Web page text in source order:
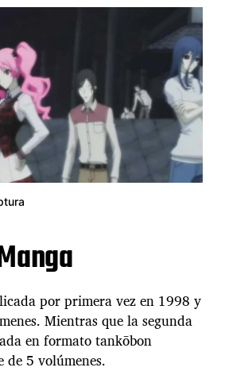
por primera vez en 1998 y
Mientras que la segunda
en formato tankōbon
de 5 volúmenes.